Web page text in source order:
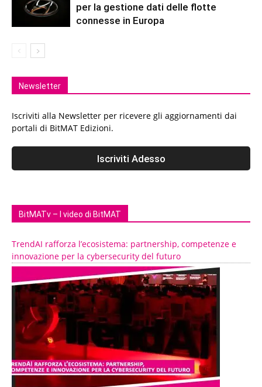
per la gestione dati delle flotte
connesse in Europa
Newsletter
Iscriviti alla Newsletter per ricevere gli aggiornamenti dai
portali di BitMAT Edizioni.
BitMATv – I video di BitMAT
TrendAI rafforza l’ecosistema: partnership, competenze e
innovazione per la cybersecurity del futuro